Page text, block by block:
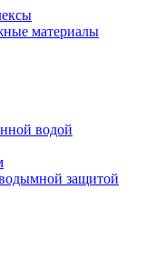
материалы
водой
защитой